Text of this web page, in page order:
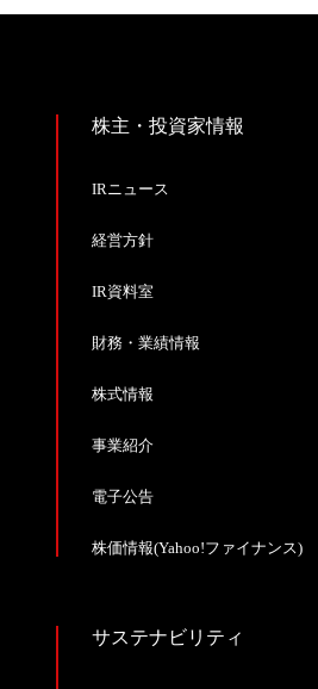
株主・投資家情報
IRニュース
経営方針
IR資料室
財務・業績情報
株式情報
事業紹介
電子公告
株価情報(Yahoo!ファイナンス)
サステナビリティ